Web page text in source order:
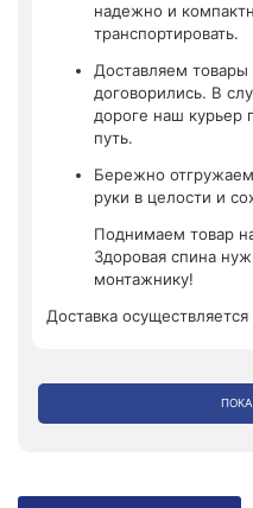
надежно и
транспортировать.
Доставляем
договорились. В
дороге наш курьер
путь.
Бережно
руки в целости и
Поднимаем товар
Здоровая спина
монтажнику!
Доставка